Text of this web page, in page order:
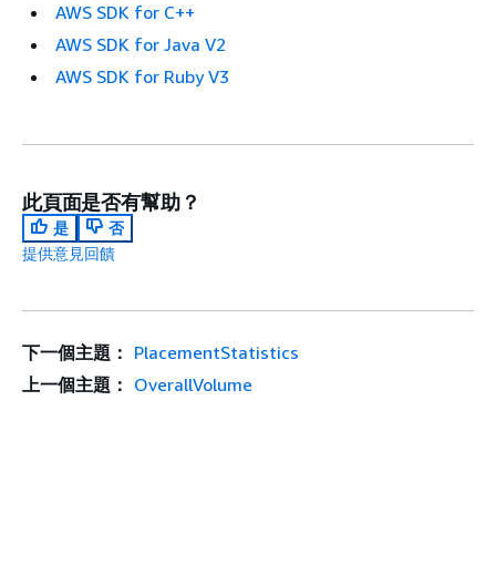
AWS SDK for C++
AWS SDK for Java V2
AWS SDK for Ruby V3
此頁面是否有幫助？
是
否
提供意見回饋
下一個主題： PlacementStatistics
上一個主題： OverallVolume